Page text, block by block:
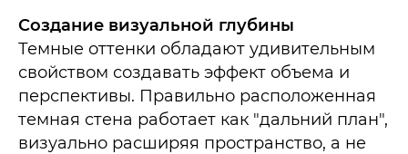
Создание визуальной глубины
Темные оттенки обладают удивительным
свойством создавать эффект объема и
перспективы. Правильно расположенная
темная стена работает как "дальний план",
визуально расширяя пространство, а не